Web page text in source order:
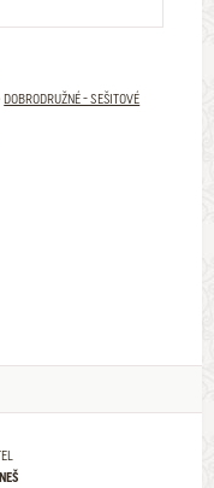
DOBRODRUŽNÉ - SEŠITOVÉ